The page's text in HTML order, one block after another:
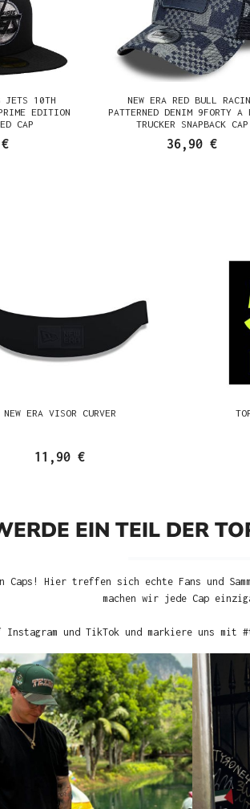
JETS 10TH
EDITION
CAP
NEW ERA RED BULL
PATTERNED DENIM 9FORTY A
TRUCKER SNAPBACK CAP
36,90 €
NEW ERA VISOR CURVER
11,90 €
EIN TEIL DER
Caps! Hier treffen sich echte Fans und
machen wir jede Cap
Instagram und TikTok und markiere uns